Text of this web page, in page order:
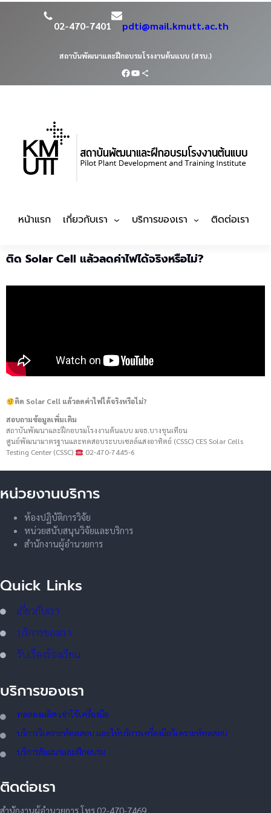
02-470-7401 pdti@mail.kmutt.ac.th
สถาบันพัฒนาและฝึกอบรมโรงงานต้นแบบ (สรบ.)
หน้าแรก เกี่ยวกับเรา บริการของเรา ติดต่อเรา
ติด Solar Cell แล้วลดค่าไฟได้จริงหรือไม่?
ติด Solar Cell แล้วลดค่าไฟได้จริงหรือไม่?
สอบถามข้อมูลเพิ่มเติม
สถาบันพัฒนาและฝึกอบรมโรงงานต้นแบบ มจธ.บางขุนเทียน
ศูนย์พัฒนามาตรฐานและทดสอบระบบเซลล์แสงอาทิตย์ (CSSC) CES Solar Cells
Testing Center (CSSC)
02-470-7445-6
หน่วยงานบริการ
ห้องปฏิบัติการวิจัย
หน่วยสนับสนุนวิจัยและบริการ
สำนักงานผู้อำนวยการ
Quick Links
เกี่ยวกับเรา
บริการของเรา
รับเรื่องร้องเรียน
บริการของเรา
ทดลองผลิต เช่าใช้เครื่องมือ
บริการวิเคราะห์ทดสอบ และให้บริการเครื่องมือวิเคราะห์ทดสอบ
บริการสัมมนาและฝึกอบรม
ติดต่อเรา
สำนักงานผู้อำนวยการ โทร.02-470-7469